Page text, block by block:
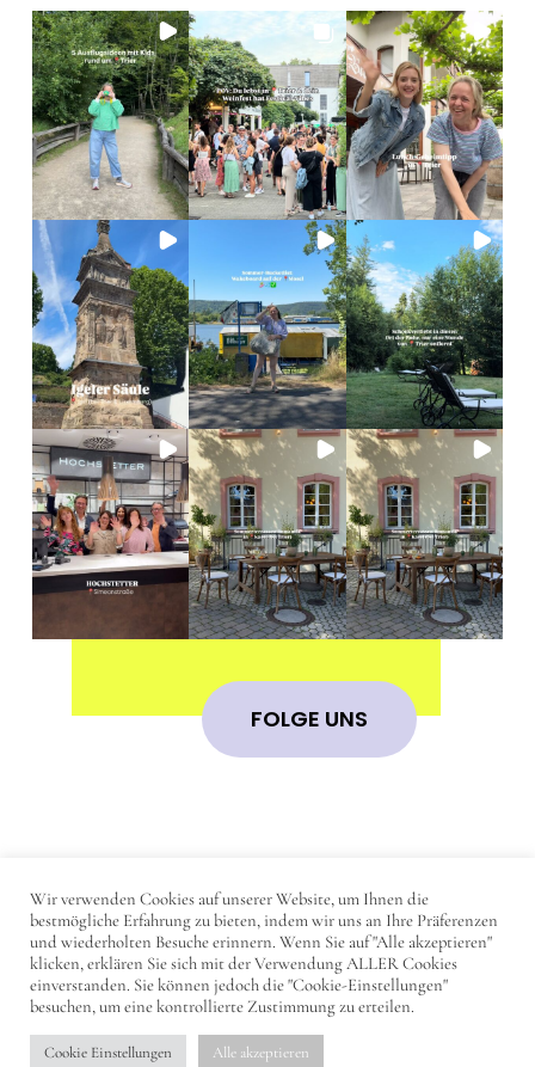
FOLGE UNS
© 2023 - DearTrier
IMPRESSUM
DATENSCHUTZERKLÄRUNG
KONTAKT
Wir verwenden Cookies auf unserer Website, um Ihnen die
bestmögliche Erfahrung zu bieten, indem wir uns an Ihre Präferenzen
und wiederholten Besuche erinnern. Wenn Sie auf "Alle akzeptieren"
klicken, erklären Sie sich mit der Verwendung ALLER Cookies
einverstanden. Sie können jedoch die "Cookie-Einstellungen"
besuchen, um eine kontrollierte Zustimmung zu erteilen.
Cookie Einstellungen Alle akzeptieren